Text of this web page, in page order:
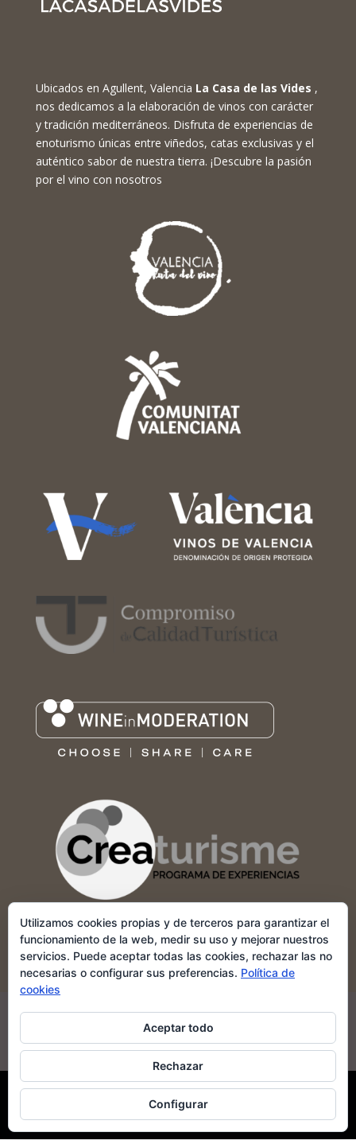
Ubicados en Agullent, Valencia La Casa de las Vides ,
nos dedicamos a la elaboración de vinos con carácter
y tradición mediterráneos. Disfruta de experiencias de
enoturismo únicas entre viñedos, catas exclusivas y el
auténtico sabor de nuestra tierra. ¡Descubre la pasión
por el vino con nosotros
POLÍTICA DE COOKIES
APARTADO LEGAL
MI CUENTA
POLÍTICA DE DEVOLUCIONES Y REEMBOLSOS
lacasadelasvides.com 2026 ©
Utilizamos cookies propias y de terceros para garantizar el
funcionamiento de la web, medir su uso y mejorar nuestros
servicios. Puede aceptar todas las cookies, rechazar las no
necesarias o configurar sus preferencias. Política de
cookies
Aceptar todo
Rechazar
Configurar